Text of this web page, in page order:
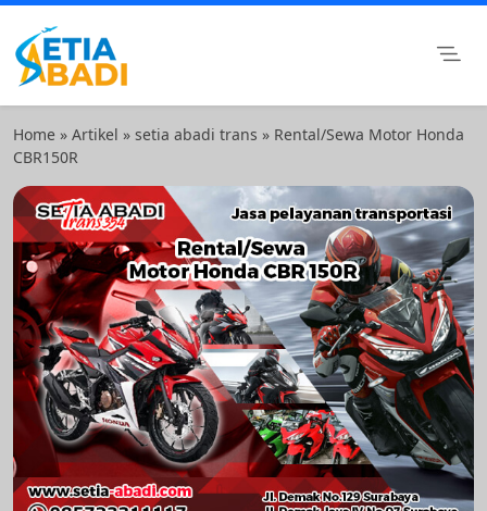
Skip
content
Setia Abadi Group
Paket Wisata Murah, Rental Mobil dan Rental Motor
Surabaya
Home » Artikel » setia abadi trans » Rental/Sewa Motor Honda
CBR150R